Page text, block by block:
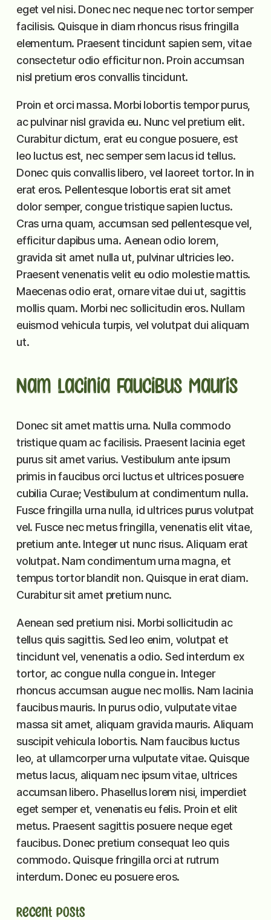
eget vel nisi. Donec nec neque nec tortor semper
facilisis. Quisque in diam rhoncus risus fringilla
elementum. Praesent tincidunt sapien sem, vitae
consectetur odio efficitur non. Proin accumsan
nisl pretium eros convallis tincidunt.
Proin et orci massa. Morbi lobortis tempor purus,
ac pulvinar nisl gravida eu. Nunc vel pretium elit.
Curabitur dictum, erat eu congue posuere, est
leo luctus est, nec semper sem lacus id tellus.
Donec quis convallis libero, vel laoreet tortor. In in
erat eros. Pellentesque lobortis erat sit amet
dolor semper, congue tristique sapien luctus.
Cras urna quam, accumsan sed pellentesque vel,
efficitur dapibus urna. Aenean odio lorem,
gravida sit amet nulla ut, pulvinar ultricies leo.
Praesent venenatis velit eu odio molestie mattis.
Maecenas odio erat, ornare vitae dui ut, sagittis
mollis quam. Morbi nec sollicitudin eros. Nullam
euismod vehicula turpis, vel volutpat dui aliquam
ut.
Nam Lacinia Faucibus Mauris
Donec sit amet mattis urna. Nulla commodo
tristique quam ac facilisis. Praesent lacinia eget
purus sit amet varius. Vestibulum ante ipsum
primis in faucibus orci luctus et ultrices posuere
cubilia Curae; Vestibulum at condimentum nulla.
Fusce fringilla urna nulla, id ultrices purus volutpat
vel. Fusce nec metus fringilla, venenatis elit vitae,
pretium ante. Integer ut nunc risus. Aliquam erat
volutpat. Nam condimentum urna magna, et
tempus tortor blandit non. Quisque in erat diam.
Curabitur sit amet pretium nunc.
Aenean sed pretium nisi. Morbi sollicitudin ac
tellus quis sagittis. Sed leo enim, volutpat et
tincidunt vel, venenatis a odio. Sed interdum ex
tortor, ac congue nulla congue in. Integer
rhoncus accumsan augue nec mollis. Nam lacinia
faucibus mauris. In purus odio, vulputate vitae
massa sit amet, aliquam gravida mauris. Aliquam
suscipit vehicula lobortis. Nam faucibus luctus
leo, at ullamcorper urna vulputate vitae. Quisque
metus lacus, aliquam nec ipsum vitae, ultrices
accumsan libero. Phasellus lorem nisi, imperdiet
eget semper et, venenatis eu felis. Proin et elit
metus. Praesent sagittis posuere neque eget
faucibus. Donec pretium consequat leo quis
commodo. Quisque fringilla orci at rutrum
interdum. Donec eu posuere eros.
Recent Posts